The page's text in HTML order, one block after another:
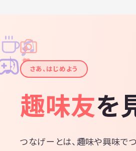
✦
✦
✧
✧
♪
♫
さあ、はじめよう
趣味友を
つなげーとは、趣味や興味でつ